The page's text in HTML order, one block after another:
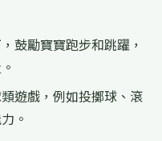
鼓勵寶寶跑步和跳躍，
遊戲，例如投擲球、滾
。